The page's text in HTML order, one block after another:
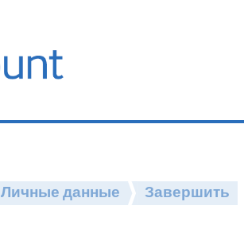
Личные данные Завершить